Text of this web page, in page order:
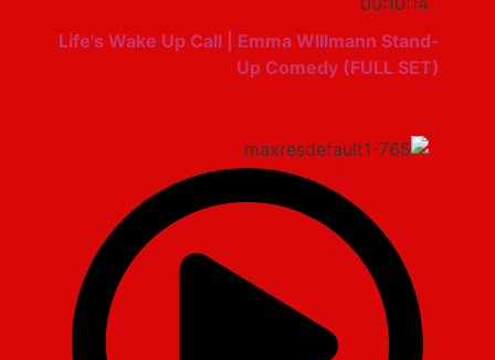
Life's Wake Up Call | Emma WIllmann Stand-
Up Comedy (FULL SET)